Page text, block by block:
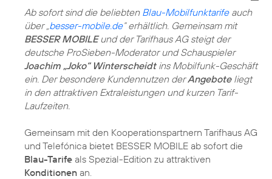
Ab sofort sind die beliebten Blau-Mobilfunktarifeauch
über „ besser-mobile.de“ erhältlich. Gemeinsam mit
BESSER MOBILEund der Tarifhaus AG steigt der
deutsche ProSieben-Moderator und Schauspieler
Joachim „Joko“ Winterscheidtins Mobilfunk-Geschäft
ein. Der besondere Kundennutzen derAngeboteliegt
in den attraktiven Extraleistungen und kurzen Tarif-
Laufzeiten.
Gemeinsam mit den Kooperationspartnern Tarifhaus AG
und Telefónica bietet BESSER MOBILE ab sofort die
Blau-Tarife als Spezial-Edition zu attraktiven
Konditionen an.